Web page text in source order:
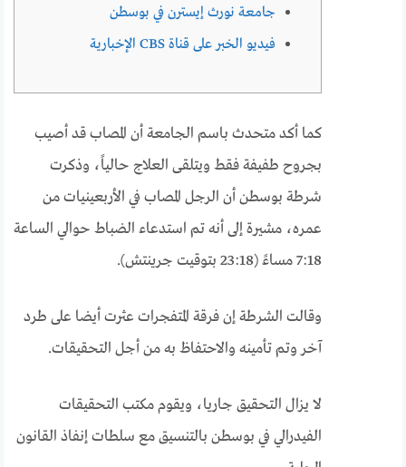
جامعة نورث إيسترن في بوسطن
فيديو الخبر على قناة CBS الإخبارية
كما أكد متحدث باسم الجامعة أن المصاب قد أصيب
بجروح طفيفة فقط ويتلقى العلاج حالياً، وذكرت
شرطة بوسطن أن الرجل المصاب في الأربعينيات من
عمره، مشيرة إلى أنه تم استدعاء الضباط حوالي الساعة
7:18 مساءً (23:18 بتوقيت جرينتش).
وقالت الشرطة إن فرقة المتفجرات عثرت أيضا على طرد
آخر وتم تأمينه والاحتفاظ به من أجل التحقيقات.
لا يزال التحقيق جاريا، ويقوم مكتب التحقيقات
الفيدرالي في بوسطن بالتنسيق مع سلطات إنفاذ القانون